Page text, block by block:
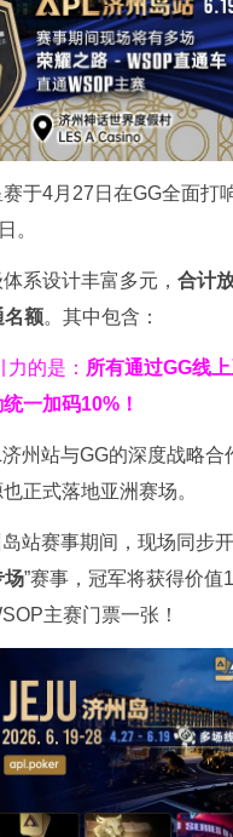
于4月27日在GG全面打
。
系设计丰富多元，合计
名额。其中包含：
的是： 所有通过GG线
一加码10% ！
州站与GG的深度战略合
正式落地亚洲赛场。
站赛事期间，现场同步
场”赛事，冠军将获得价值
主赛门票一张！